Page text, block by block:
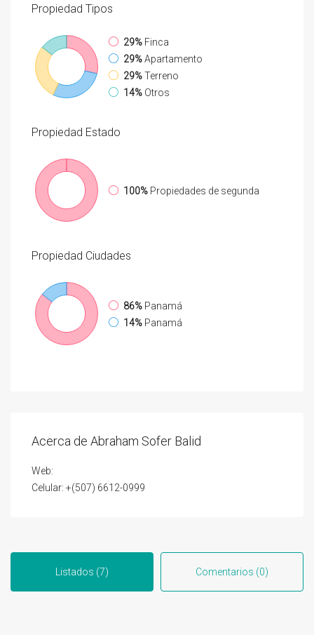
Propiedad Tipos
29% Finca
29%Apartamento
29%Terreno
14% Otros
Propiedad Estado
100% Propiedades de segunda
Propiedad Ciudades
86% Panamá
14% Panamá
Acerca de Abraham Sofer Balid
Web:
Celular: +(507) 6612-0999
Listados (7) Comentarios (0)